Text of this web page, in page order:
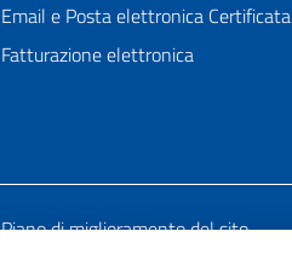
Email e Posta elettronica Certificata
Fatturazione elettronica
Piano di miglioramento del sito